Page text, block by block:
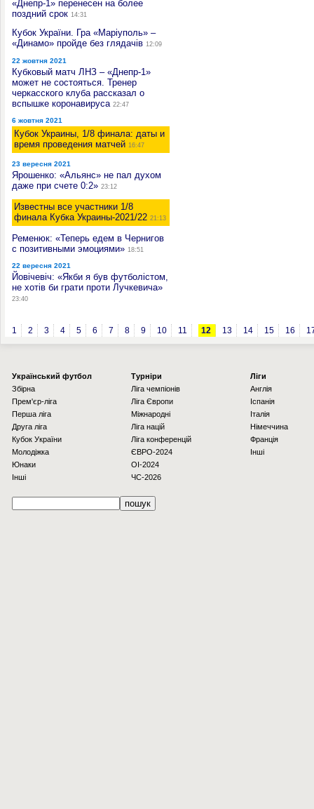
«Днепр-1» перенесен на более
поздний срок 14:31
Кубок України. Гра «Марiуполь» –
«Динамо» пройде без глядачiв 12:09
22 жовтня 2021
Кубковый матч ЛНЗ – «Днепр-1»
может не состояться. Тренер
черкасского клуба рассказал о
вспышке коронавируса 22:47
6 жовтня 2021
Кубок Украины, 1/8 финала: даты и
время проведения матчей 16:47
23 вересня 2021
Ярошенко: «Альянс» не пал духом
даже при счете 0:2» 23:12
Известны все участники 1/8
финала Кубка Украины-2021/22 21:13
Ременюк: «Теперь едем в Чернигов
с позитивными эмоциями» 18:51
22 вересня 2021
Йовічевіч: «Якби я був футболістом,
не хотів би грати проти Лучкевича»
23:40
1 2 3 4 5 6 7 8 9 10 11 12 13 14 15 16
Українcький футбол
Збірна
Прем'єр-ліга
Перша ліга
Друга ліга
Кубок України
Молодіжка
Юнаки
Інші
Турніри
Ліга чемпіонів
Ліга Європи
Міжнародні
Ліга націй
Ліга конференцій
ЄВРО-2024
OI-2024
ЧС-2026
Ліги
Англія
Іспанія
Італія
Німеччина
Франція
Інші